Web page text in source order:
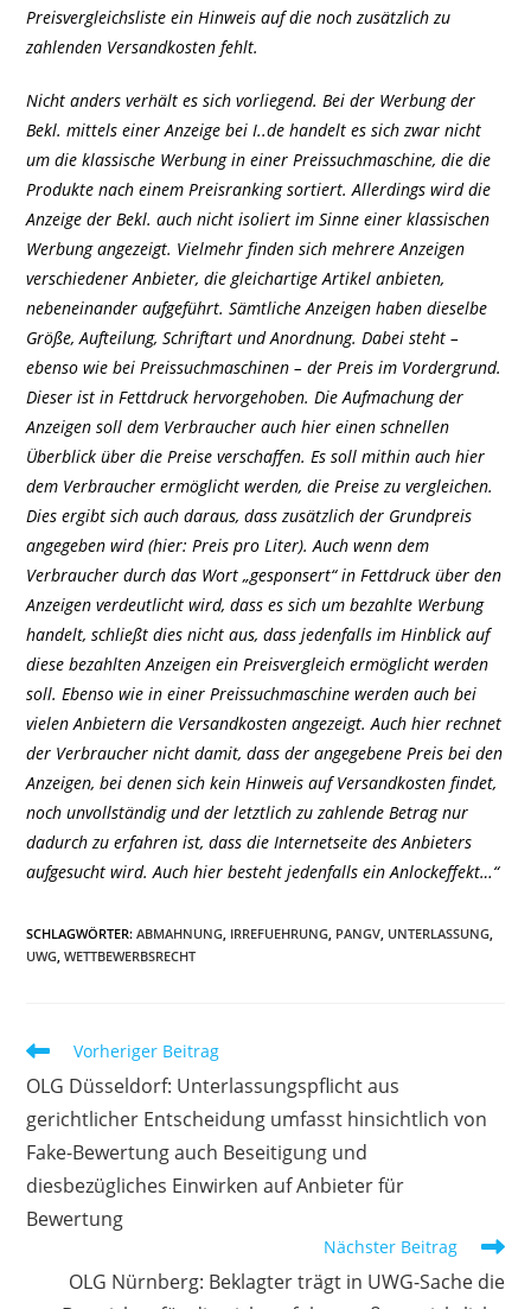
Preisvergleichsliste ein Hinweis auf die noch zusätzlich zu
zahlenden Versandkosten fehlt.
Nicht anders verhält es sich vorliegend. Bei der Werbung der
Bekl. mittels einer Anzeige bei I..de handelt es sich zwar nicht
um die klassische Werbung in einer Preissuchmaschine, die die
Produkte nach einem Preisranking sortiert. Allerdings wird die
Anzeige der Bekl. auch nicht isoliert im Sinne einer klassischen
Werbung angezeigt. Vielmehr finden sich mehrere Anzeigen
verschiedener Anbieter, die gleichartige Artikel anbieten,
nebeneinander aufgeführt. Sämtliche Anzeigen haben dieselbe
Größe, Aufteilung, Schriftart und Anordnung. Dabei steht –
ebenso wie bei Preissuchmaschinen – der Preis im Vordergrund.
Dieser ist in Fettdruck hervorgehoben. Die Aufmachung der
Anzeigen soll dem Verbraucher auch hier einen schnellen
Überblick über die Preise verschaffen. Es soll mithin auch hier
dem Verbraucher ermöglicht werden, die Preise zu vergleichen.
Dies ergibt sich auch daraus, dass zusätzlich der Grundpreis
angegeben wird (hier: Preis pro Liter). Auch wenn dem
Verbraucher durch das Wort „gesponsert“ in Fettdruck über den
Anzeigen verdeutlicht wird, dass es sich um bezahlte Werbung
handelt, schließt dies nicht aus, dass jedenfalls im Hinblick auf
diese bezahlten Anzeigen ein Preisvergleich ermöglicht werden
soll. Ebenso wie in einer Preissuchmaschine werden auch bei
vielen Anbietern die Versandkosten angezeigt. Auch hier rechnet
der Verbraucher nicht damit, dass der angegebene Preis bei den
Anzeigen, bei denen sich kein Hinweis auf Versandkosten findet,
noch unvollständig und der letztlich zu zahlende Betrag nur
dadurch zu erfahren ist, dass die Internetseite des Anbieters
aufgesucht wird. Auch hier besteht jedenfalls ein Anlockeffekt…“
SCHLAGWÖRTER:ABMAHNUNG IRREFUEHRUNG PANGV UNTERLASSUNG
UWG WETTBEWERBSRECHT
Weitere
ansehen
Vorheriger Beitrag
OLG Düsseldorf: Unterlassungspflicht aus
gerichtlicher Entscheidung umfasst hinsichtlich von
Fake-Bewertung auch Beseitigung und
diesbezügliches Einwirken auf Anbieter für
Bewertung
Nächster Beitrag
OLG Nürnberg: Beklagter trägt in UWG-Sache die